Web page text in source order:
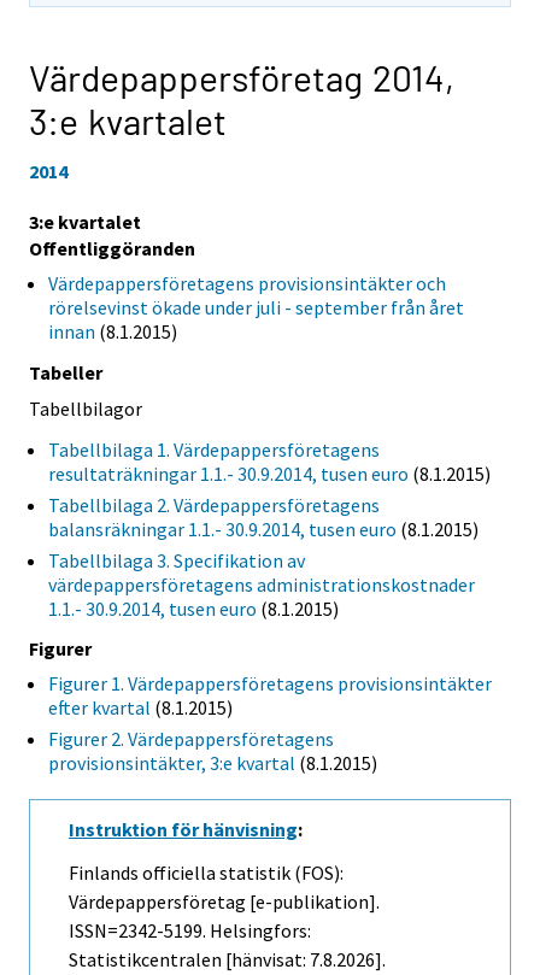
Värdepappersföretag 2014,
3:e kvartalet
2014
3:e kvartalet
Offentliggöranden
Värdepappersföretagens provisionsintäkter och
rörelsevinst ökade under juli - september från året
innan (8.1.2015)
Tabeller
Tabellbilagor
Tabellbilaga 1. Värdepappersföretagens
resultaträkningar 1.1.- 30.9.2014, tusen euro (8.1.2015)
Tabellbilaga 2. Värdepappersföretagens
balansräkningar 1.1.- 30.9.2014, tusen euro (8.1.2015)
Tabellbilaga 3. Specifikation av
värdepappersföretagens administrationskostnader
1.1.- 30.9.2014, tusen euro (8.1.2015)
Figurer
Figurer 1. Värdepappersföretagens provisionsintäkter
efter kvartal (8.1.2015)
Figurer 2. Värdepappersföretagens
provisionsintäkter, 3:e kvartal (8.1.2015)
Instruktion för hänvisning:
Finlands officiella statistik (FOS):
Värdepappersföretag [e-publikation].
ISSN=2342-5199. Helsingfors:
Statistikcentralen [hänvisat: 7.8.2026].